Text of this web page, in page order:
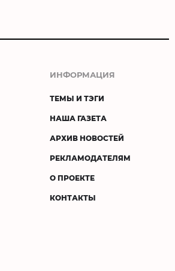
ИНФОРМАЦИЯ
ТЕМЫ И ТЭГИ
НАША ГАЗЕТА
АРХИВ НОВОСТЕЙ
РЕКЛАМОДАТЕЛЯМ
О ПРОЕКТЕ
КОНТАКТЫ